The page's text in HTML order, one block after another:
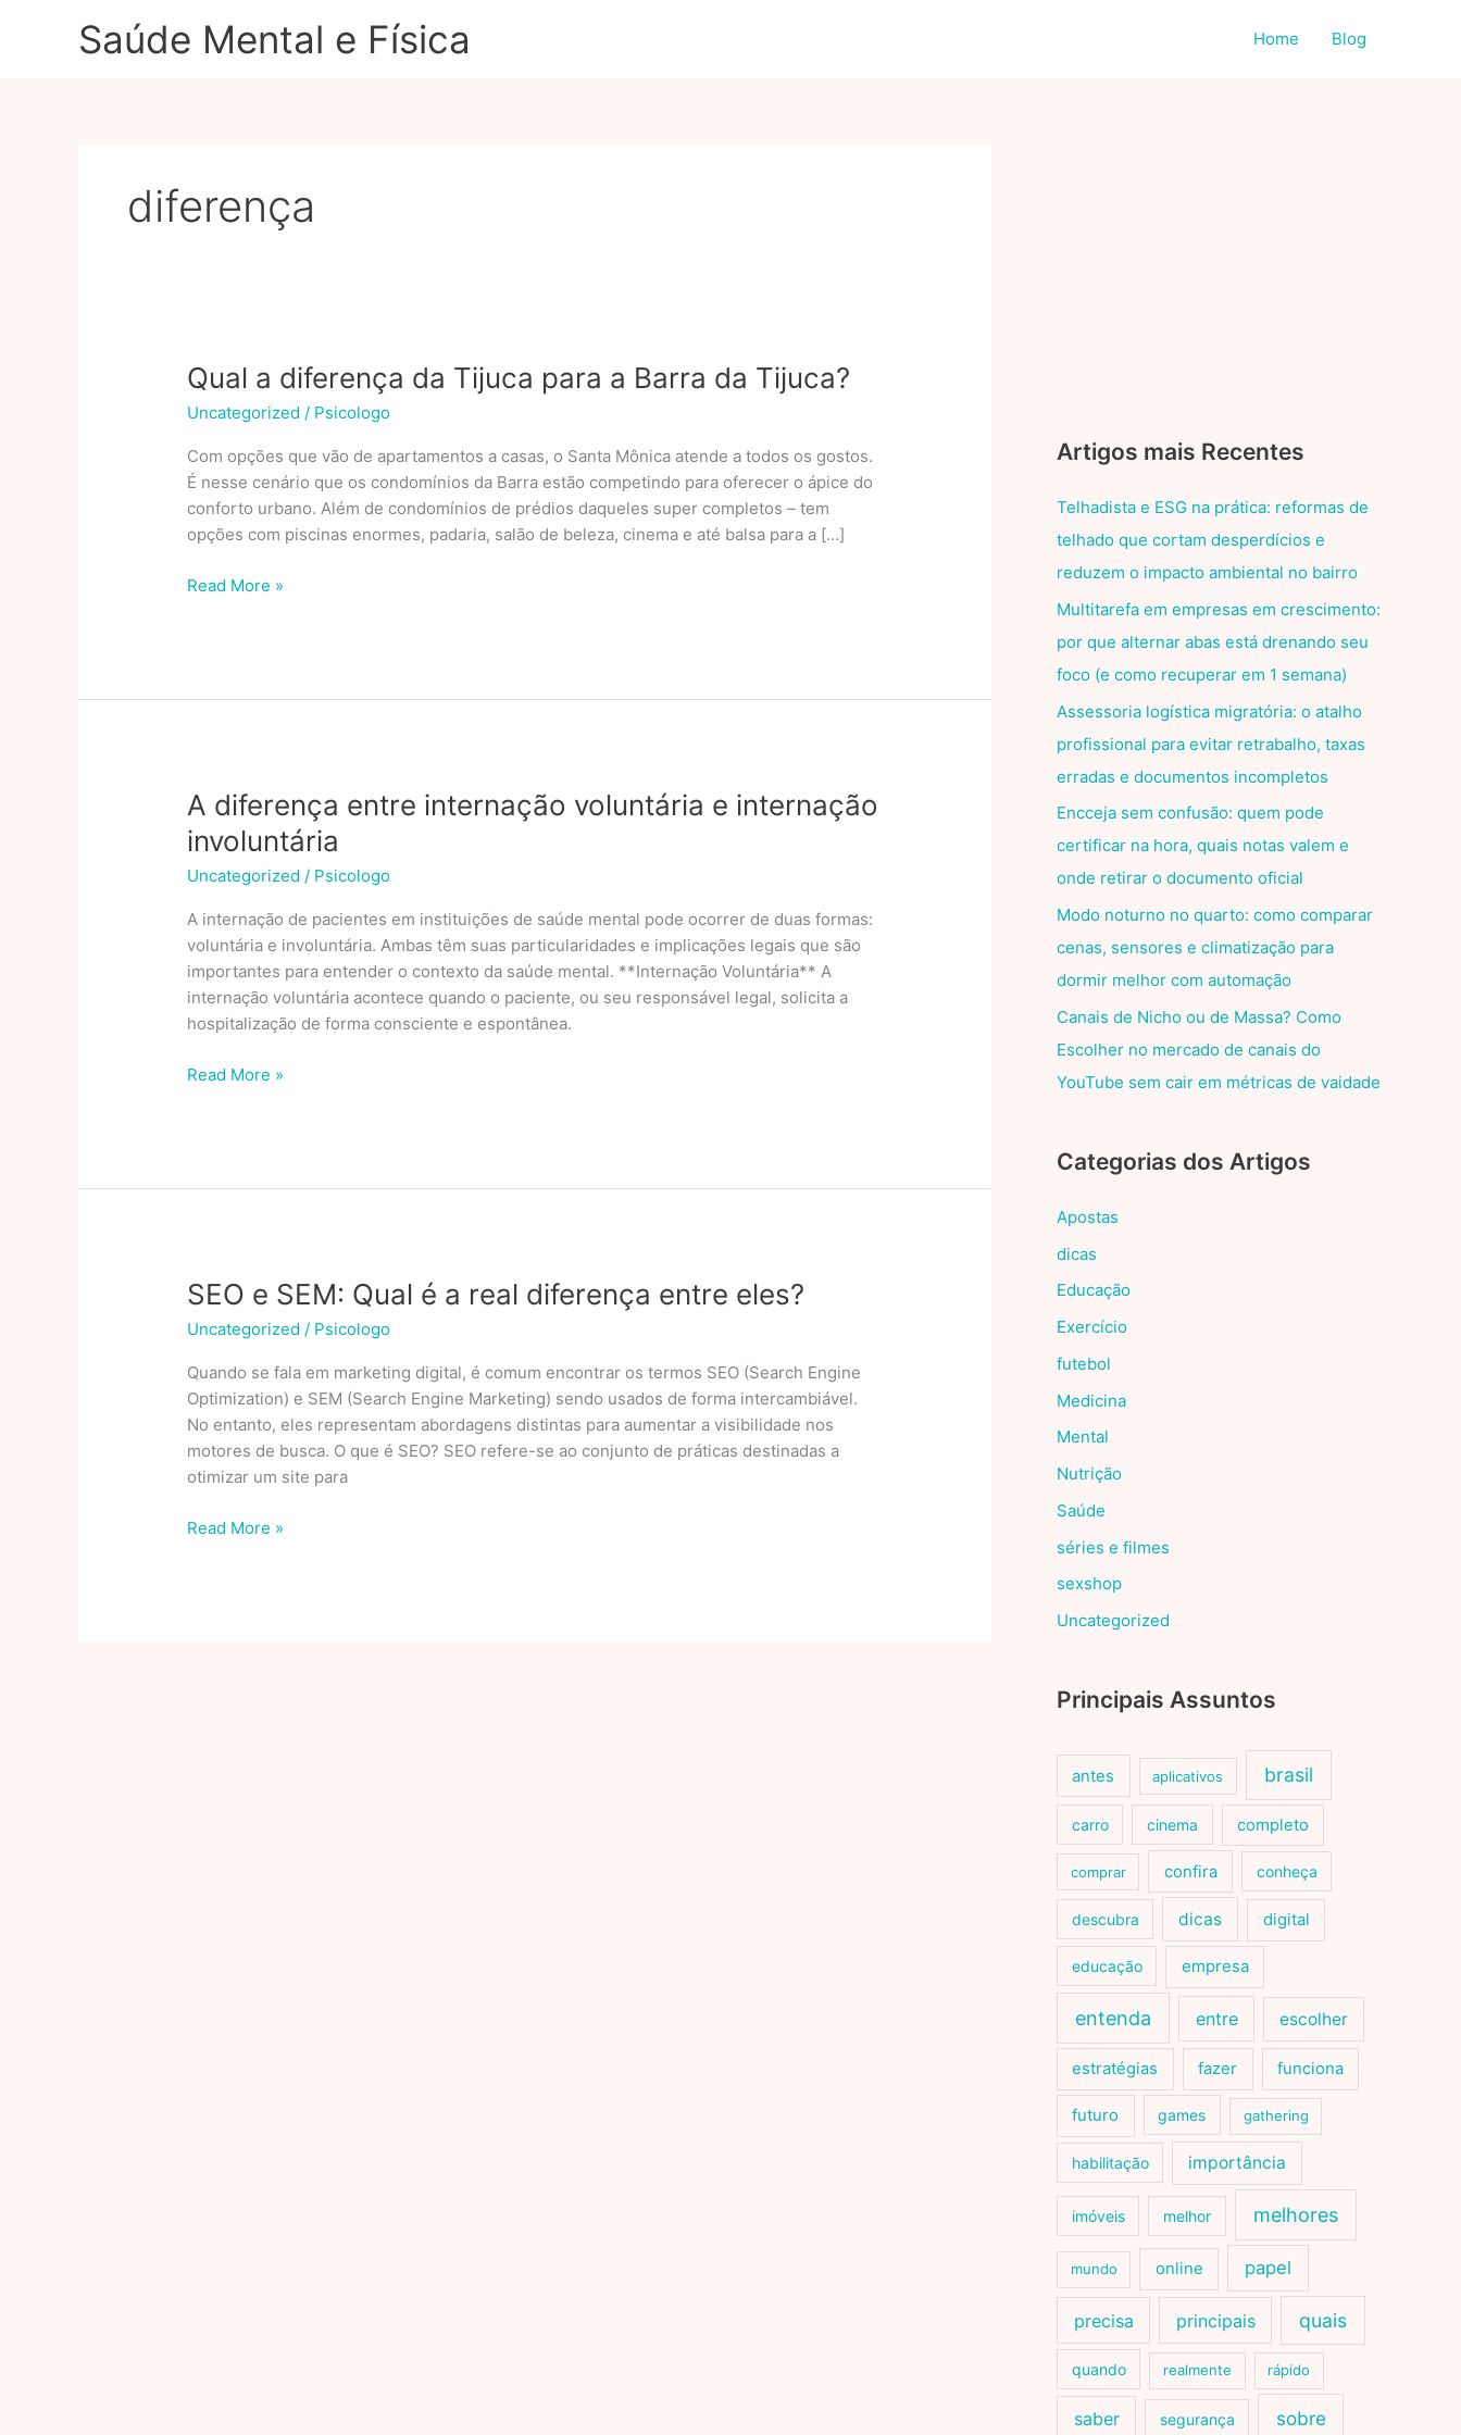
Saúde Mental e Física Home Blog
diferença
Qual a diferença da Tijuca para a Barra da Tijuca?
Uncategorized / Psicologo
Com opções que vão de apartamentos a casas, o Santa Mônica atende a todos os gostos.
É nesse cenário que os condomínios da Barra estão competindo para oferecer o ápice do
conforto urbano. Além de condomínios de prédios daqueles super completos – tem
opções com piscinas enormes, padaria, salão de beleza, cinema e até balsa para a […]
Qual
da
Tijuca?
Read More »
A diferença entre internação voluntária e internação
involuntária
Uncategorized / Psicologo
A internação de pacientes em instituições de saúde mental pode ocorrer de duas formas:
voluntária e involuntária. Ambas têm suas particularidades e implicações legais que são
importantes para entender o contexto da saúde mental. **Internação Voluntária** A
internação voluntária acontece quando o paciente, ou seu responsável legal, solicita a
hospitalização de forma consciente e espontânea.
A
Read More »
SEO e SEM: Qual é a real diferença entre eles?
Uncategorized / Psicologo
Quando se fala em marketing digital, é comum encontrar os termos SEO (Search Engine
Optimization) e SEM (Search Engine Marketing) sendo usados de forma intercambiável.
No entanto, eles representam abordagens distintas para aumentar a visibilidade nos
motores de busca. O que é SEO? SEO refere-se ao conjunto de práticas destinadas a
otimizar um site para
SEO
Read More »
Artigos mais Recentes
Telhadista e ESG na prática: reformas de
telhado que cortam desperdícios e
reduzem o impacto ambiental no bairro
Multitarefa em empresas em crescimento:
por que alternar abas está drenando seu
foco (e como recuperar em 1 semana)
Assessoria logística migratória: o atalho
profissional para evitar retrabalho, taxas
erradas e documentos incompletos
Encceja sem confusão: quem pode
certificar na hora, quais notas valem e
onde retirar o documento oficial
Modo noturno no quarto: como comparar
cenas, sensores e climatização para
dormir melhor com automação
Canais de Nicho ou de Massa? Como
Escolher no mercado de canais do
YouTube sem cair em métricas de vaidade
Categorias dos Artigos
Apostas
dicas
Educação
Exercício
futebol
Medicina
Mental
Nutrição
Saúde
séries e filmes
sexshop
Uncategorized
Principais Assuntos
antes aplicativos brasil
carro cinema completo
comprar confira conheça
descubra dicas digital
educação empresa
entenda entre escolher
estratégias fazer funciona
futuro games gathering
habilitação importância
imóveis melhor melhores
mundo online papel
precisa principais quais
quando realmente rápido
saber segurança sobre